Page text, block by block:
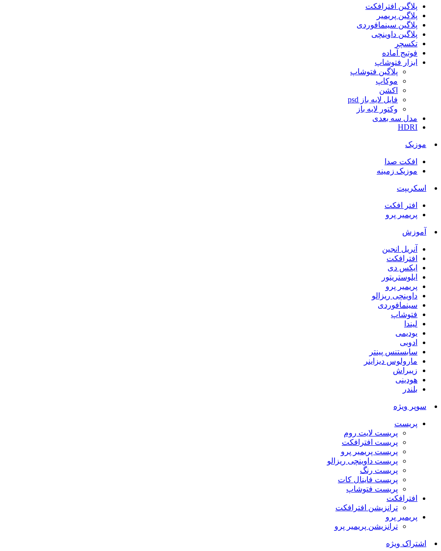
پلاگین افترافکت
پلاگین پریمیر
پلاگین سینمافوردی
پلاگین داوینچی
تکسچر
فوتیج آماده
ابزار فتوشاپ
پلاگین فتوشاپ
موکاپ
اکشن
فایل لایه باز psd
وکتور لایه باز
مدل سه بعدی
HDRI
موزیک
افکت صدا
موزیک زمینه
اسکریپت
افتر افکت
پریمیر پرو
آموزش
آنریل انجین
افترافکت
ایکس دی
ایلوستریتور
پریمیر پرو
داوینچی ریزالو
سینمافوردی
فتوشاپ
لیندا
یودیمی
ادوبی
سابستنس پینتر
مارولوس دیزاینر
زیبراش
هودینی
بلندر
سوپر ویژه
پریست
پریست لایت روم
پریست افترافکت
پریست پریمیر پرو
پریست داوینچی ریزالو
پریست رنگ
پریست فاینال کات
پریست فتوشاپ
افترافکت
ترانزیشن افترافکت
پریمیر پرو
ترانزیشن پریمیر پرو
اشتراک ویژه